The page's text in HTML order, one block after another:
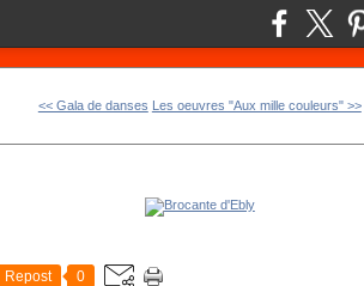
<< Gala de danses Les oeuvres "Aux mille couleurs" >>
Repost 0